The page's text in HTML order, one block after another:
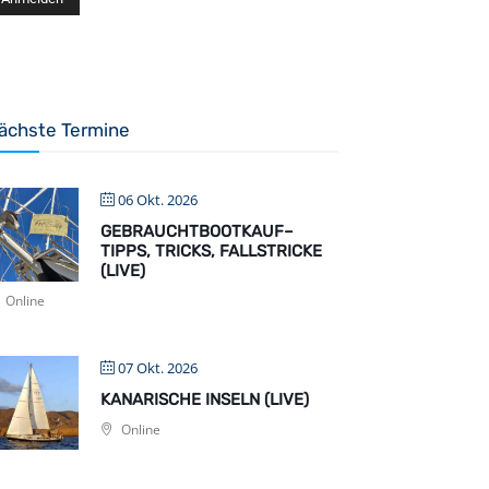
Termine
06 Okt. 2026
GEBRAUCHTBOOTKAUF–
TIPPS, TRICKS, FALLSTRICKE
(LIVE)
Online
07 Okt. 2026
KANARISCHE INSELN (LIVE)
Online